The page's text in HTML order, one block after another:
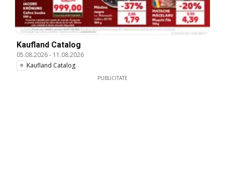
Kaufland Catalog
05.08.2026- 11.08.2026
Kaufland Catalog
PUBLICITATE